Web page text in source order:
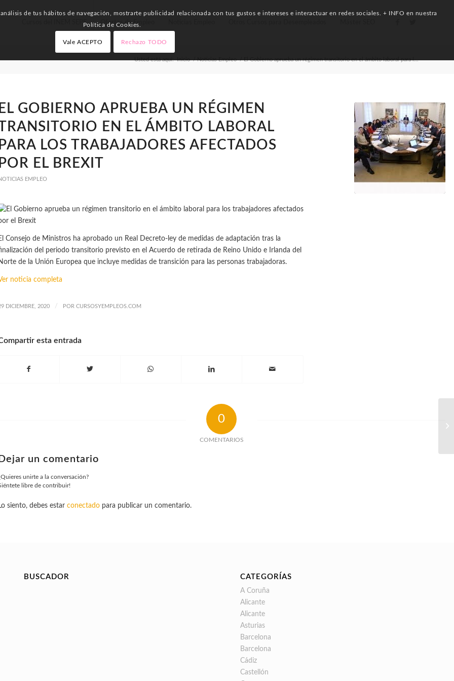
Cursos del INEM SEPE Ofertas de Empleo
Usted está aquí: Inicio / Noticias Empleo / El Gobierno aprueba un régimen transitorio en el ámbito laboral para l...
EL GOBIERNO APRUEBA UN RÉGIMEN
EN EL ÁMBITO LABORAL
PARA LOS TRABAJADORES AFECTADOS
POR EL BREXIT
EMPLEO
Consejo de Ministros ha aprobado un Real Decreto-ley de medidas de adaptación tras la
del periodo transitorio previsto en el Acuerdo de retirada de Reino Unido e Irlanda del
de la Unión Europea que incluye medidas de transición para las personas trabajadoras.
noticia completa
DICIEMBRE, 2020 / POR CURSOSYEMPLEOS.COM
esta entrada
0
COMENTARIOS
Dejar un comentario
unirte a la conversación?
libre de contribuir!
Lo siento, debes estar conectadopara publicar un comentario.
BUSCADOR CATEGORÍAS
A Coruña
Alicante
Alicante
Asturias
Barcelona
Barcelona
Cádiz
Castellón
de tus hábitos de navegación, mostrarte publicidad relacionada con tus gustos e intereses e interactuar en redes sociales. + INFO en nuestra
Política de Cookies.
Vale ACEPTO Rechazo TODO